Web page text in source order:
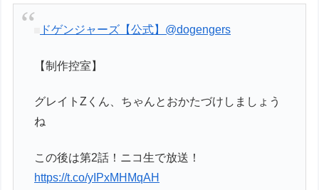
ドゲンジャーズ【公式】 @dogengers
【制作控室】
グレイトZくん、ちゃんとおかたづけしましょう
ね
この後は第2話！ニコ生で放送！
https://t.co/yIPxMHMqAH